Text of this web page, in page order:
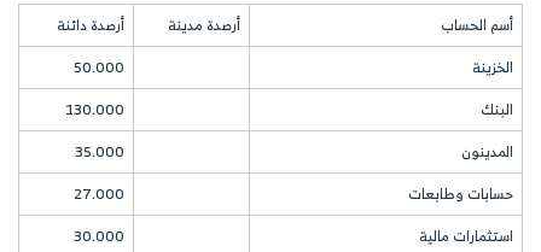
أسم الحساب أرصدة مدينة
أرصدة دائنة
الخزينة
50.000
البنك
130.000
المدينون
35.000
حسابات وطابعات
27.000
استثمارات مالية
30.000